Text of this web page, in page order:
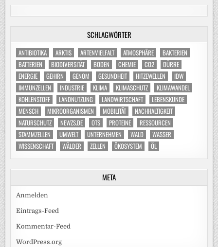
SCHLAGWÖRTER
ANTIBIOTIKA ARKTIS ARTENVIELFALT ATMOSPHÄRE
BAKTERIEN
BATTERIEN
BIODIVERSITÄT BODEN CHEMIE CO2
DÜRRE
ENERGIE
GEHIRN GENOM GESUNDHEIT HITZEWELLEN
IDW
IMMUNZELLEN
INDUSTRIE KLIMA KLIMASCHUTZ
KLIMAWANDEL
KOHLENSTOFF
LANDNUTZUNG LANDWIRTSCHAFT
LEBENSKUNDE
MENSCH
MIKROORGANISMEN MOBILITÄT
NACHHALTIGKEIT
NATURSCHUTZ
NEWZS.DE OTS PROTEINE
RESSOURCEN
STAMMZELLEN
UMWELT UNTERNEHMEN WALD
WASSER
WISSENSCHAFT
WÄLDER ZELLEN ÖKOSYSTEM ÖL
META
Anmelden
Eintrags-Feed
Kommentar-Feed
WordPress.org